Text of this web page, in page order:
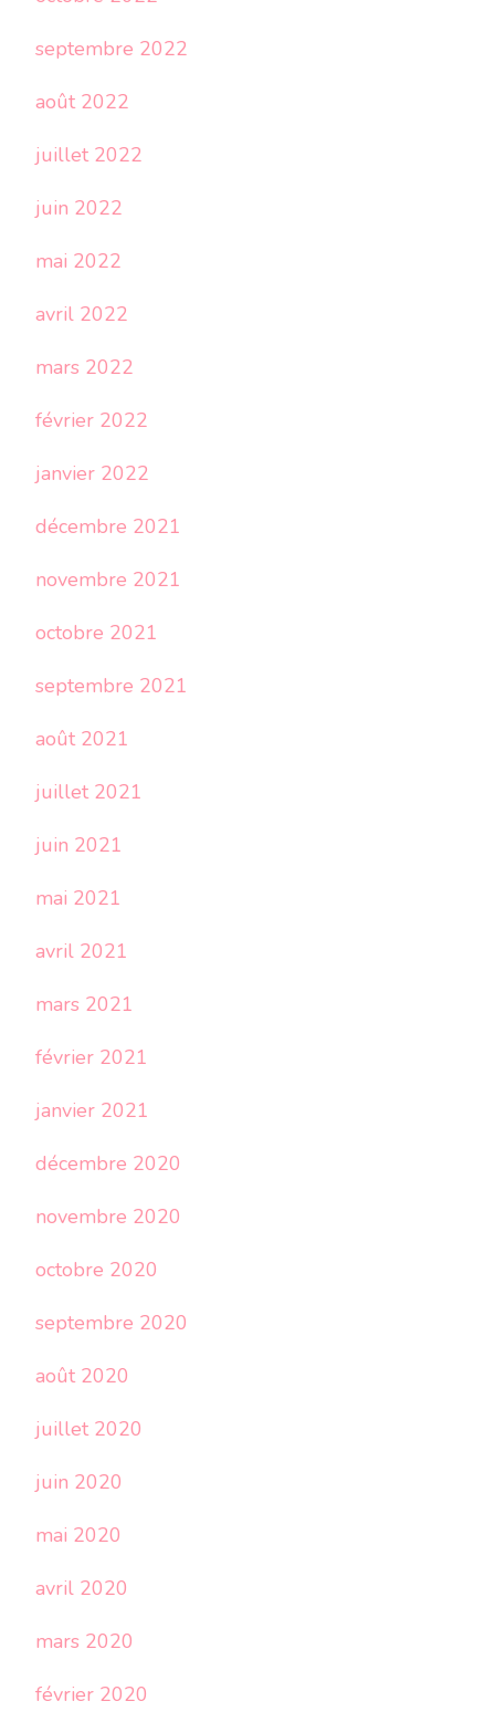
septembre 2022
août 2022
juillet 2022
juin 2022
mai 2022
avril 2022
mars 2022
février 2022
janvier 2022
décembre 2021
novembre 2021
octobre 2021
septembre 2021
août 2021
juillet 2021
juin 2021
mai 2021
avril 2021
mars 2021
février 2021
janvier 2021
décembre 2020
novembre 2020
octobre 2020
septembre 2020
août 2020
juillet 2020
juin 2020
mai 2020
avril 2020
mars 2020
février 2020